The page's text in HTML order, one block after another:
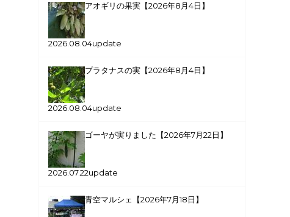
アオギリの果実【2026年8月4日】
2026.08.04update
プラタナスの実【2026年8月4日】
2026.08.04update
ゴーヤが実りました【2026年7月22日】
2026.07.22update
青空マルシェ【2026年7月18日】